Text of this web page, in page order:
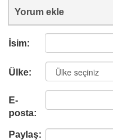
Yorum ekle
İsim:
Ülke:
E-
posta:
Paylaş: